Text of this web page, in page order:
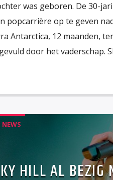
was geboren. De 30-
popcarrière op te geven
Antarctica, 12 maanden,
door het vaderschap.
NEWS
HILL AL BEZIG